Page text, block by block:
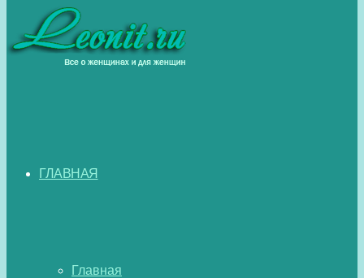
ГЛАВНАЯ
Главная